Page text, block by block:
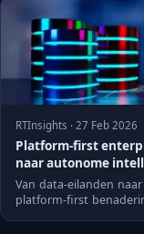
RTInsights · 27 Feb 2026
Platform-first
naar autonome
Van data-eilanden
platform-first